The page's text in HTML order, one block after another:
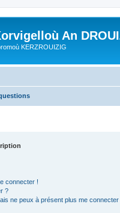
An
KERZROUIZIG
connecter !
?
ne peux à présent plus me connecter